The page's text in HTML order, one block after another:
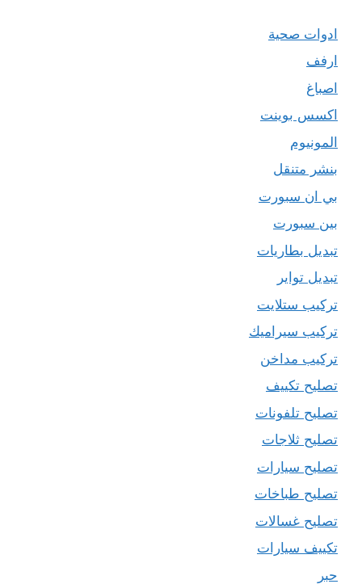
ادوات صحية
ارفف
اصباغ
اكسس بوينت
المونيوم
بنشر متنقل
بي ان سبورت
بين سبورت
تبديل بطاريات
تبديل تواير
تركيب ستلايت
تركيب سيراميك
تركيب مداخن
تصليح تكييف
تصليح تلفونات
تصليح ثلاجات
تصليح سيارات
تصليح طباخات
تصليح غسالات
تكييف سيارات
حبر